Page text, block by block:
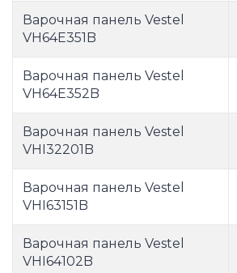
Варочная панель Vestel
VH64E351B
Варочная панель Vestel
VH64E352B
Варочная панель Vestel
VHI32201B
Варочная панель Vestel
VHI63151B
Варочная панель Vestel
VHI64102B